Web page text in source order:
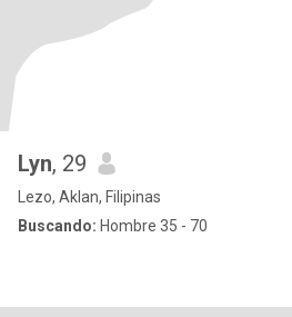
Lyn, 29
Lezo, Aklan, Filipinas
Buscando: Hombre 35 - 70